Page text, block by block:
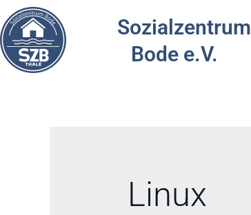
Zum
Inhalt
springen
Sozialzentrum
Bode e.V.
Linux
nach: